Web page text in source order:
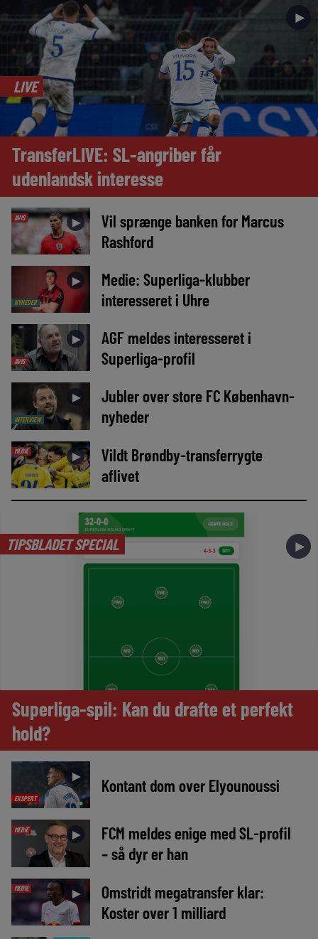
►
LIVE
TransferLIVE: SL-angriber får
udenlandsk interesse
AVIS ►
Vil sprænge banken for Marcus
Rashford
NYHEDER
►
Medie: Superliga-klubber
interesseret i Uhre
AVIS
►
AGF meldes interesseret i
Superliga-profil
INTERVIEW
►
Jubler over store FC København-
nyheder
MEDIE ►
Vildt Brøndby-transferrygte
aflivet
TIPSBLADET SPECIAL ►
Superliga-spil: Kan du drafte et perfekt
hold?
EKSPERT
► Kontant dom over Elyounoussi
MEDIE ►
FCM meldes enige med SL-profil
– så dyr er han
MEDIE ►
Omstridt megatransfer klar:
Koster over 1 milliard